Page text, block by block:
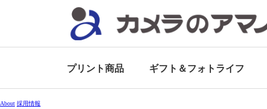
プリント商品 ギフト＆フォトライフ
About 採用情報